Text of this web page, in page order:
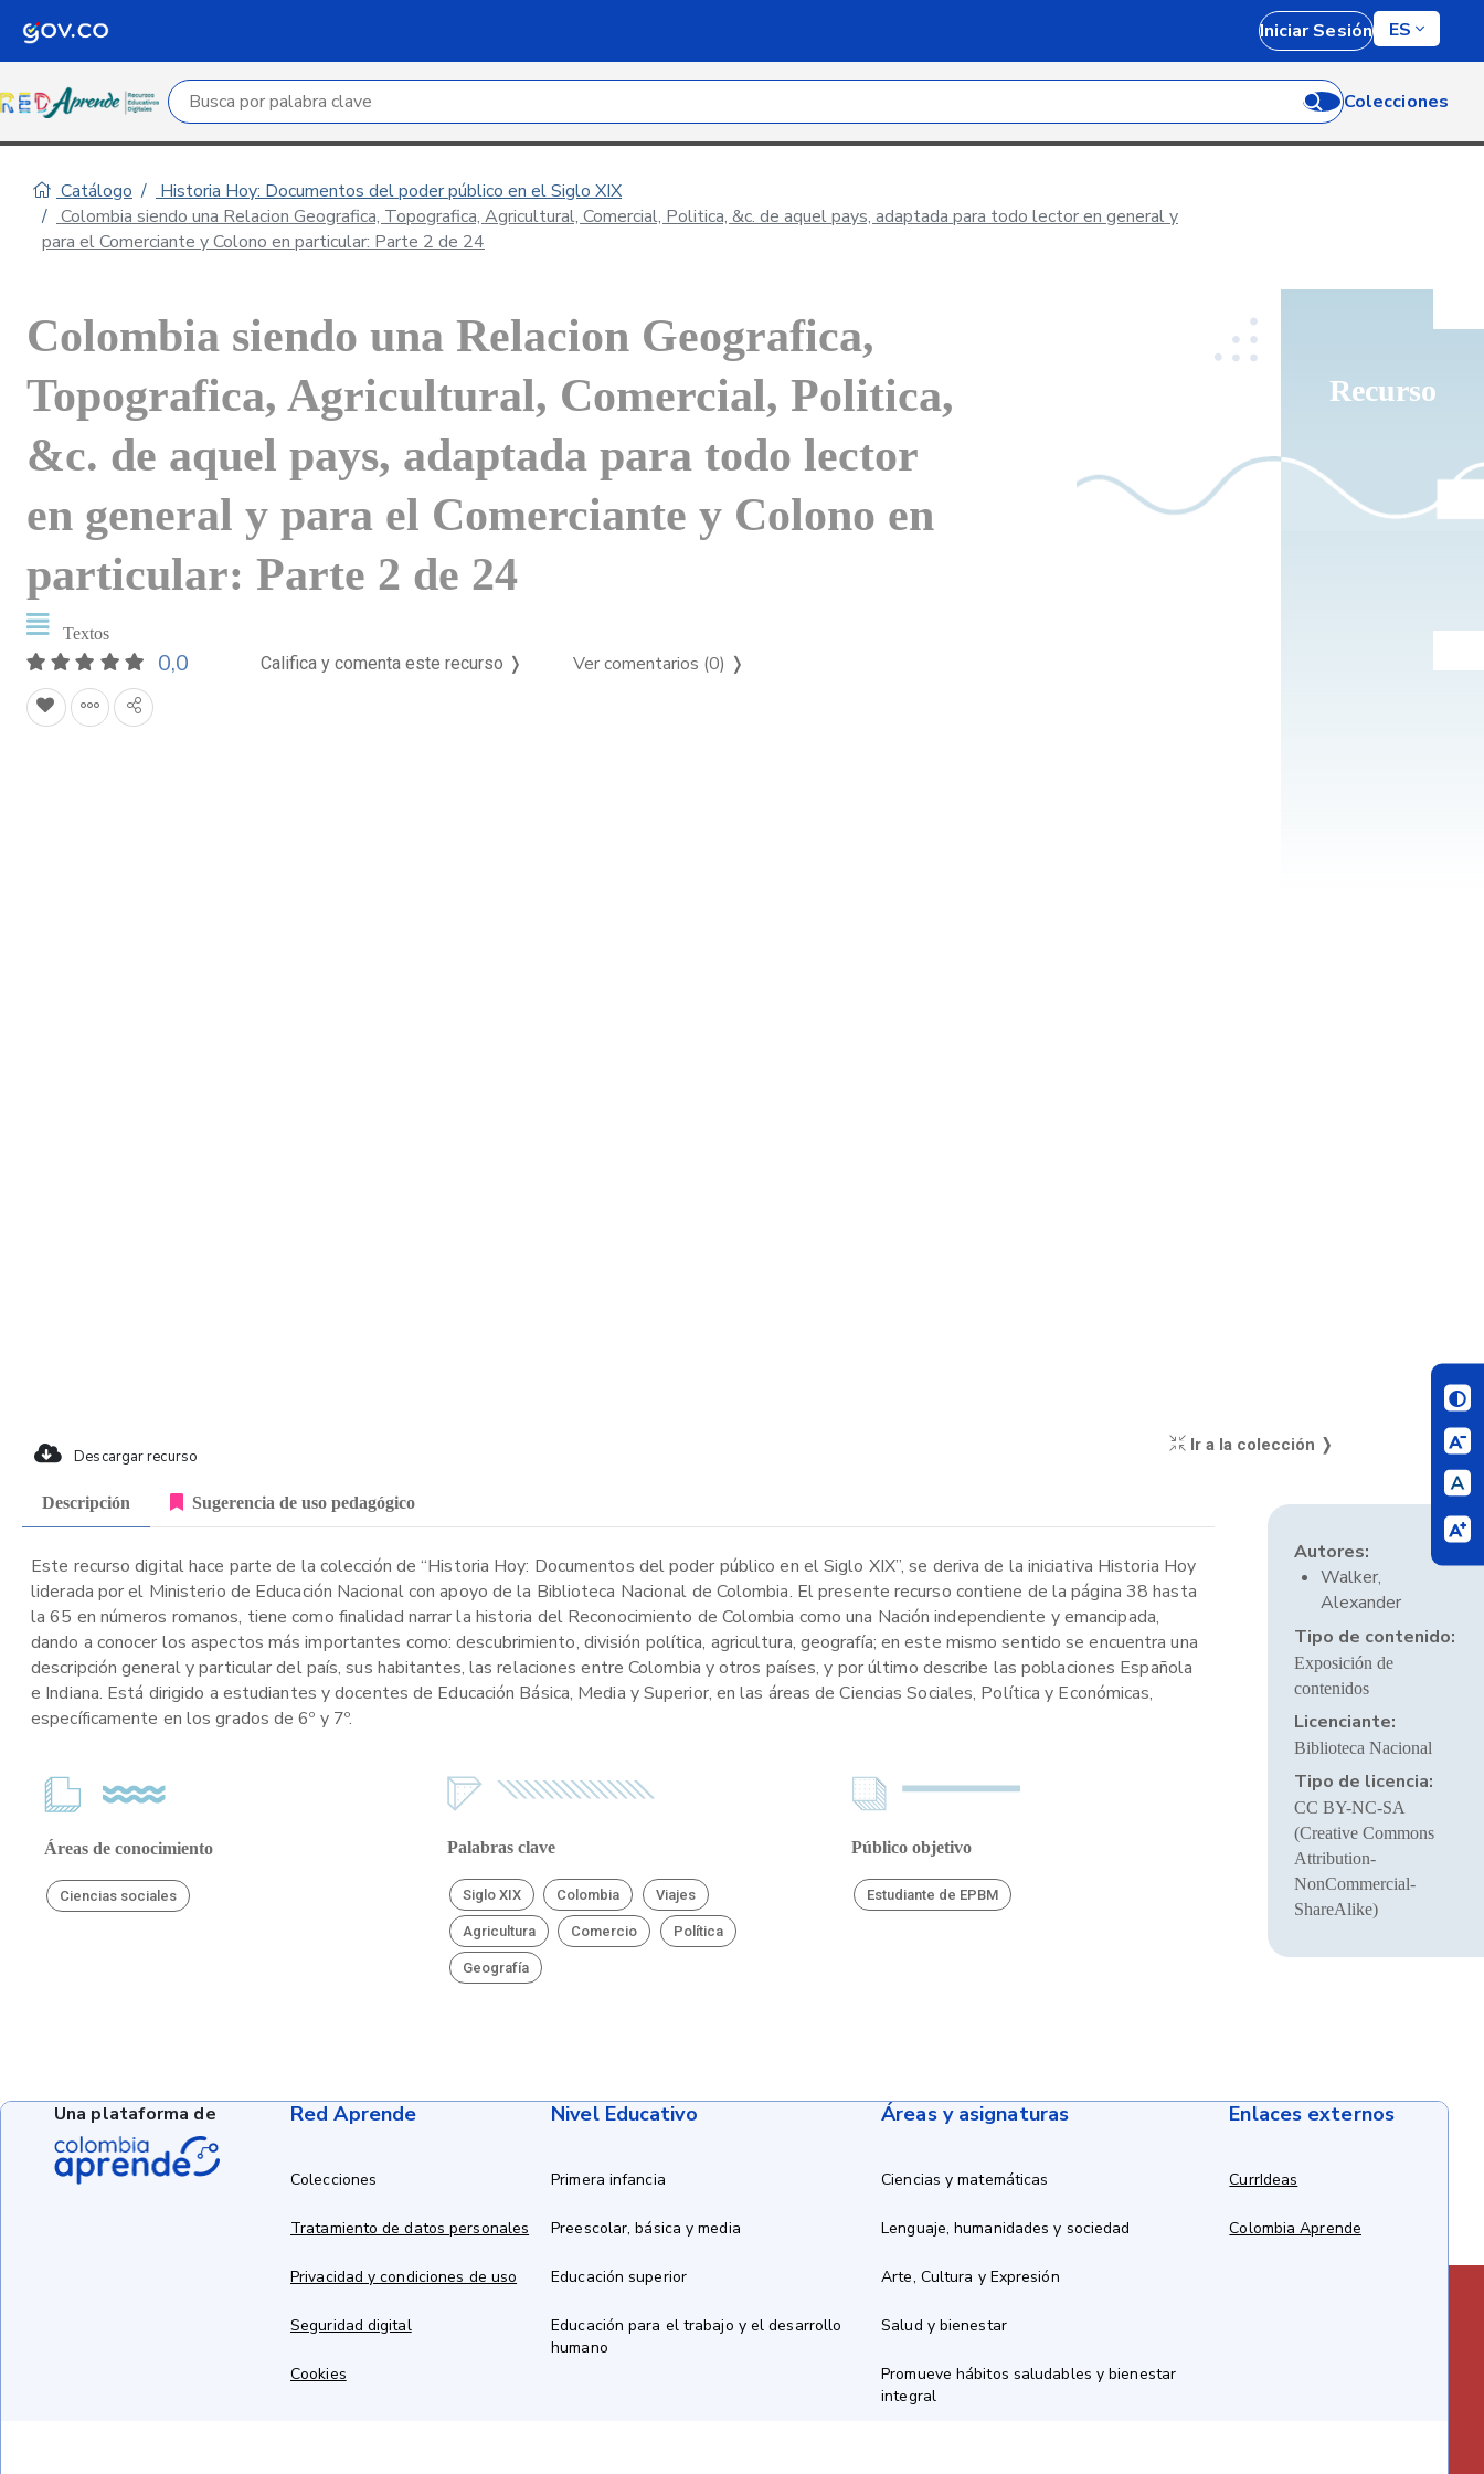
Iniciar Sesión ES
Campo de búsqueda por palabra clave Colecciones
Catálogo
Historia Hoy: Documentos del poder público en el Siglo XIX
Colombia siendo una Relacion Geografica, Topografica, Agricultural, Comercial, Politica, &c. de aquel pays, adaptada para todo lector en general y
para el Comerciante y Colono en particular: Parte 2 de 24
Recurso
Colombia siendo una Relacion Geografica,
Topografica, Agricultural, Comercial, Politica,
&c. de aquel pays, adaptada para todo lector
en general y para el Comerciante y Colono en
particular: Parte 2 de 24
Textos
0,0 Califica y comenta este recurso ❭ Ver comentarios (0) ❭
Descargar recurso
Ir a la colección ❭
Descripción Sugerencia de uso pedagógico
Este recurso digital hace parte de la colección de “Historia Hoy: Documentos del poder público en el Siglo XIX”, se deriva de la iniciativa Historia Hoy
liderada por el Ministerio de Educación Nacional con apoyo de la Biblioteca Nacional de Colombia. El presente recurso contiene de la página 38 hasta
la 65 en números romanos, tiene como finalidad narrar la historia del Reconocimiento de Colombia como una Nación independiente y emancipada,
dando a conocer los aspectos más importantes como: descubrimiento, división política, agricultura, geografía; en este mismo sentido se encuentra una
descripción general y particular del país, sus habitantes, las relaciones entre Colombia y otros países, y por último describe las poblaciones Española
e Indiana. Está dirigido a estudiantes y docentes de Educación Básica, Media y Superior, en las áreas de Ciencias Sociales, Política y Económicas,
específicamente en los grados de 6º y 7º.
Áreas de conocimiento
Ciencias sociales
Palabras clave
Siglo XIX Colombia Viajes
Agricultura Comercio Política
Geografía
Público objetivo
Estudiante de EPBM
Autores:
Walker,
Alexander
Tipo de contenido:
Exposición de
contenidos
Licenciante:
Biblioteca Nacional
Tipo de licencia:
CC BY-NC-SA
(Creative Commons
Attribution-
NonCommercial-
ShareAlike)
Red Aprende
Colecciones
Tratamiento de datos personales
Privacidad y condiciones de uso
Seguridad digital
Cookies
Nivel Educativo
Primera infancia
Preescolar, básica y media
Educación superior
Educación para el trabajo y el desarrollo
humano
Áreas y asignaturas
Ciencias y matemáticas
Lenguaje, humanidades y sociedad
Arte, Cultura y Expresión
Salud y bienestar
Promueve hábitos saludables y bienestar
integral
Enlaces externos
CurrIdeas
Colombia Aprende
Una plataforma de